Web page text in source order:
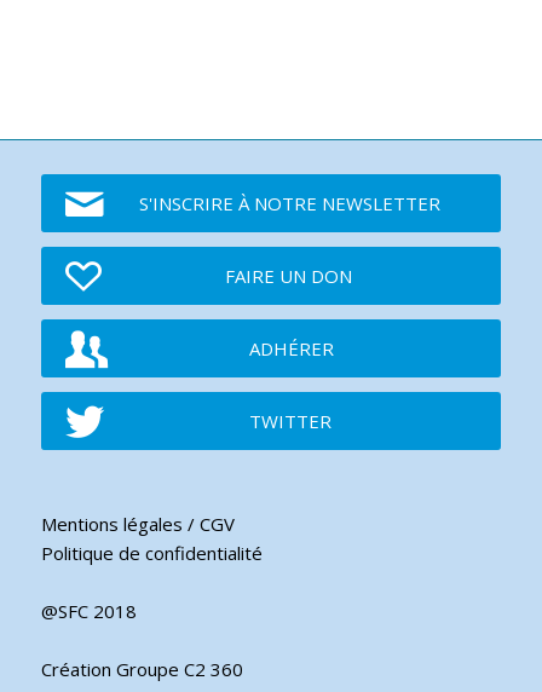
S'INSCRIRE À NOTRE NEWSLETTER
FAIRE UN DON
ADHÉRER
TWITTER
Mentions légales / CGV
Politique de confidentialité
@SFC 2018
Création Groupe C2 360